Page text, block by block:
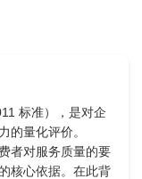
标准），是对企
的量化评价。
者对服务质量的要
核心依据。在此背